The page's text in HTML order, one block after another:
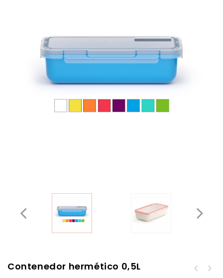
Contenedor hermético 0,5L